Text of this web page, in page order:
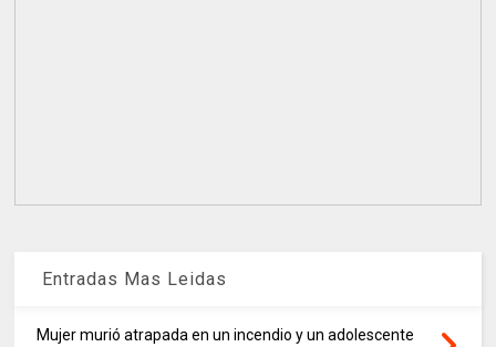
Entradas Mas Leidas
Mujer murió atrapada en un incendio y un adolescente